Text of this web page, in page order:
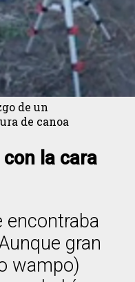
de un
de canoa
con la cara
encontraba
gran
wampo)